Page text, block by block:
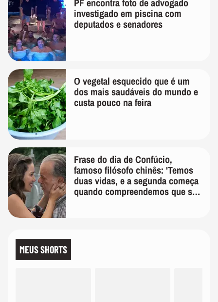
PF encontra foto de advogado
investigado em piscina com
deputados e senadores
O vegetal esquecido que é um
dos mais saudáveis do mundo e
custa pouco na feira
Frase do dia de Confúcio,
famoso filósofo chinês: 'Temos
duas vidas, e a segunda começa
quando compreendemos que só
MEUS SHORTS